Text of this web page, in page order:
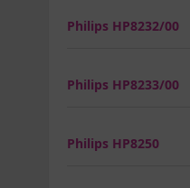
Philips HP8232/00
Philips HP8233/00
Philips HP8250